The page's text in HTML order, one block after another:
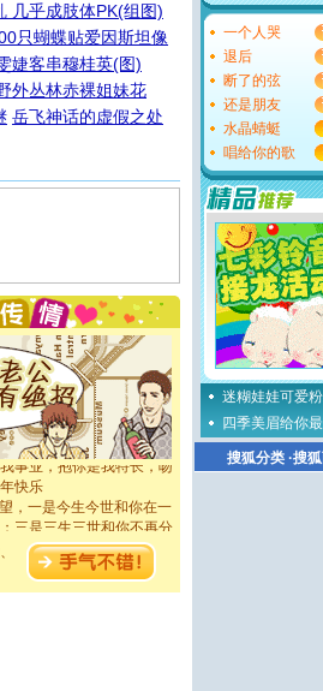
几乎成肢体PK(组图)
只蝴蝶贴爱因斯坦像
婕客串穆桂英(图)
外丛林赤裸姐妹花
岳飞神话的虚假之处
忘记我！
起你,而是这样的日子才
要快乐!新年要快乐!天天
个特别的日子里,愿幸福,
与你同在.圣诞快乐!
你我要充电；没有你我会
事业，抱你是我特长，吻
快乐
，一是今生今世和你在一
三是三生三世和你不再分
，你在我身后无助地哭
。我转身抱住你：这猪不
一个人哭
退后
断了的弦
还是朋友
水晶蜻蜓
唱给你的歌
迷糊娃娃可爱
四季美眉给你
搜狐分类·搜